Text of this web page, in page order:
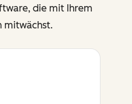
die mit Ihrem
mitwächst.